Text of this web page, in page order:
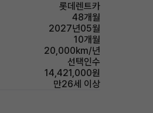
롯데렌트카
48개월
2027년05월
10개월
20,000km/년
선택인수
14,421,000원
만26세 이상